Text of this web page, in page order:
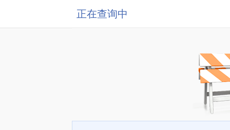
正在查询中